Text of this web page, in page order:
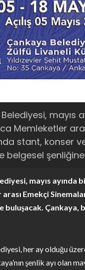
mayıs
Memleketler
stant, konser
belgesel
mayıs
Emekçi
buluşacak. Çankaya,
her ay olduğu
şenlik ayı olan